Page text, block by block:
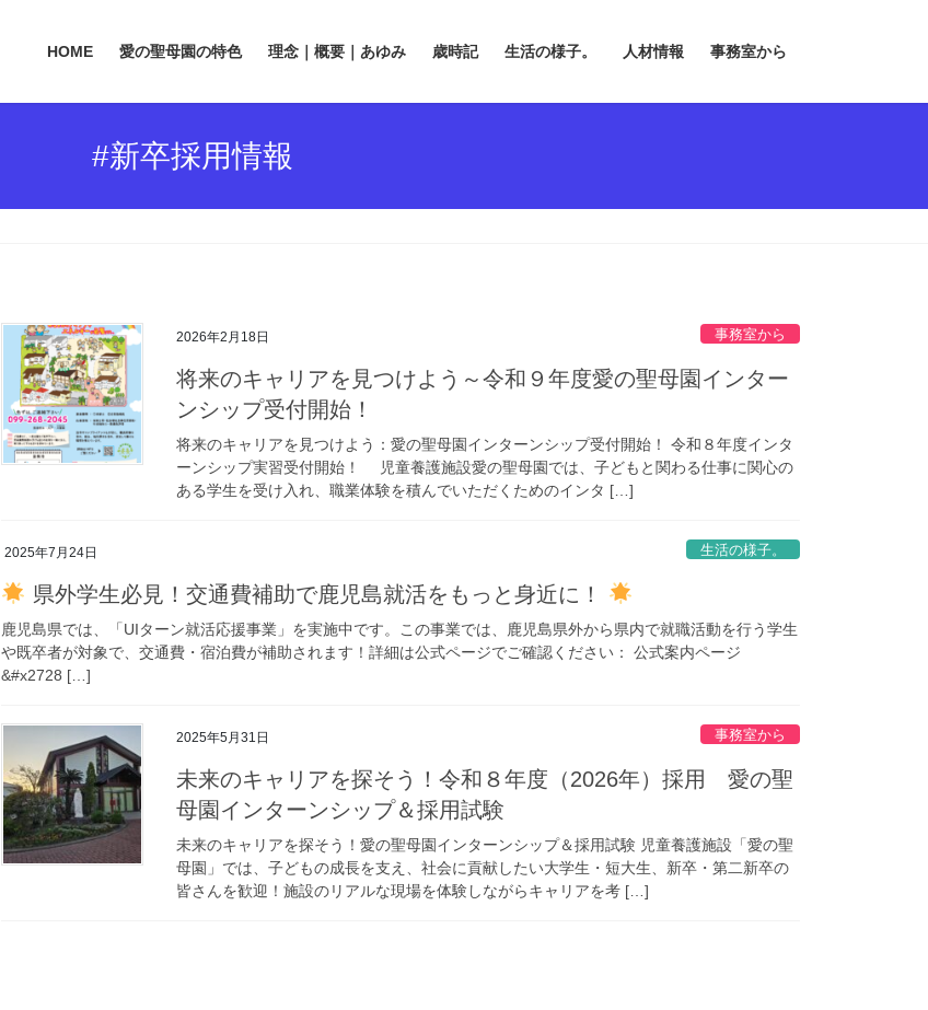
HOME 愛の聖母園の特色 理念｜概要｜あゆみ 歳時記 生活の様子。 人材情報 事務室から
#新卒採用情報
2026年2月18日 事務室から
将来のキャリアを見つけよう～令和９年度愛の聖母園インター
ンシップ受付開始！
将来のキャリアを見つけよう：愛の聖母園インターンシップ受付開始！ 令和８年度インタ
ーンシップ実習受付開始！ 児童養護施設愛の聖母園では、子どもと関わる仕事に関心の
ある学生を受け入れ、職業体験を積んでいただくためのインタ […]
2025年7月24日 生活の様子。
県外学生必見！交通費補助で鹿児島就活をもっと身近に！
鹿児島県では、「UIターン就活応援事業」を実施中です。この事業では、鹿児島県外から県内で就職活動を行う学生
や既卒者が対象で、交通費・宿泊費が補助されます！詳細は公式ページでご確認ください： 公式案内ページ
&#x2728 […]
2025年5月31日 事務室から
未来のキャリアを探そう！令和８年度（2026年）採用 愛の聖
母園インターンシップ＆採用試験
未来のキャリアを探そう！愛の聖母園インターンシップ＆採用試験 児童養護施設「愛の聖
母園」では、子どもの成長を支え、社会に貢献したい大学生・短大生、新卒・第二新卒の
皆さんを歓迎！施設のリアルな現場を体験しながらキャリアを考 […]